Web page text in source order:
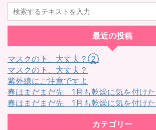
最近の投稿
マスクの下、大丈夫？②
マスクの下、大丈夫？
紫外線にご注意ですよ
春はまだまだ先 1月も乾燥に気を付け
春はまだまだ先 1月も乾燥に気を付け
カテゴリー